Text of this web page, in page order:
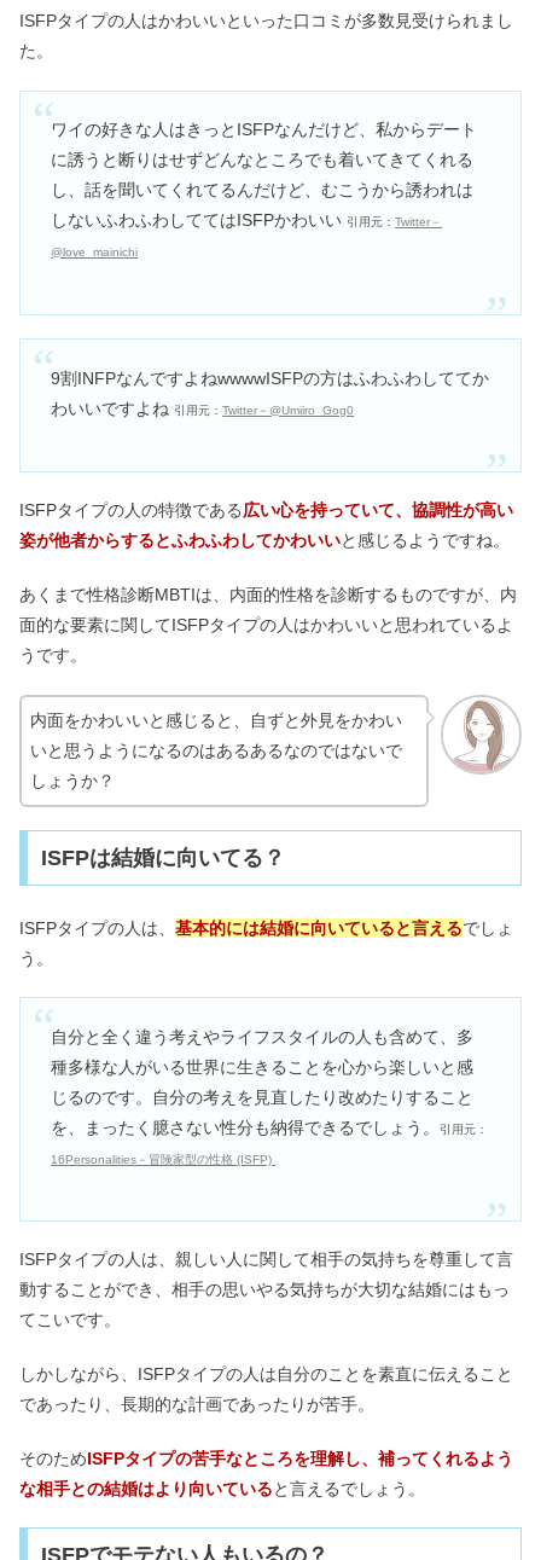
向？好きなタイプ・相性も
ISFPは生きづらい？社会不適合で仕事
できない・頭悪いは嘘！
い＆女性は珍しい性格？
ENFPは顔がいい＆かわいい！特徴は
ISFPタイプの人はかわいいといった口コミが多数見受けられまし
た。
ワイの好きな人はきっとISFPなんだけど、私からデート
に誘うと断りはせずどんなところでも着いてきてくれる
し、話を聞いてくれてるんだけど、むこうから誘われは
しないふわふわしててはISFPかわいい 引用元：Twitter－
@love_mainichi
9割INFPなんですよねwwwwISFPの方はふわふわしててか
わいいですよね 引用元：Twitter－@Umiiro_Gog0
ISFPタイプの人の特徴である広い心を持っていて、協調性が高い
姿が他者からするとふわふわしてかわいいと感じるようですね。
あくまで性格診断MBTIは、内面的性格を診断するものですが、内
面的な要素に関してISFPタイプの人はかわいいと思われているよ
うです。
内面をかわいいと感じると、自ずと外見をかわい
いと思うようになるのはあるあるなのではないで
しょうか？
ISFPは結婚に向いてる？
ISFPタイプの人は、 基本的には結婚に向いていると言えるでしょ
う。
自分と全く違う考えやライフスタイルの人も含めて、多
種多様な人がいる世界に生きることを心から楽しいと感
じるのです。自分の考えを見直したり改めたりすること
を、まったく臆さない性分も納得できるでしょう。
引用元：
16Personalities－冒険家型の性格 (ISFP)
ISFPタイプの人は、親しい人に関して相手の気持ちを尊重して言
動することができ、相手の思いやる気持ちが大切な結婚にはもっ
てこいです。
しかしながら、ISFPタイプの人は自分のことを素直に伝えること
であったり、長期的な計画であったりが苦手。
そのためISFPタイプの苦手なところを理解し、補ってくれるよう
な相手との結婚はより向いていると言えるでしょう。